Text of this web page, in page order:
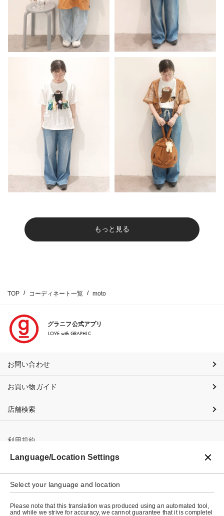
もっと見る
TOP コーディネート一覧 moto
グラニフ公式アプリ
LOVE with GRAPHIC
お問い合わせ
お買い物ガイド
店舗検索
利用規約
プライバシーポリシー
特定商取引法に基づく表示
会社概要
Language/Location Settings
Select your language and location
Please note that this translation was produced using an automated tool,
and while we strive for accuracy, we cannot guarantee that it is completel